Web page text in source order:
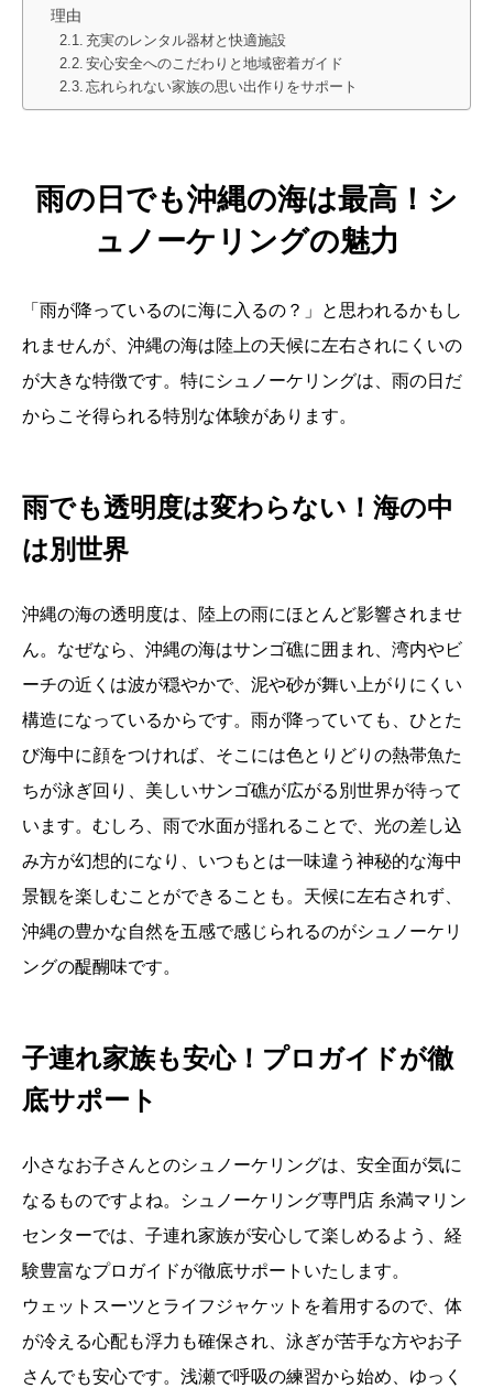
理由
充実のレンタル器材と快適施設
安心安全へのこだわりと地域密着ガイド
忘れられない家族の思い出作りをサポート
雨の日でも沖縄の海は最高！シ
ュノーケリングの魅力
「雨が降っているのに海に入るの？」と思われるかもし
れませんが、沖縄の海は陸上の天候に左右されにくいの
が大きな特徴です。特にシュノーケリングは、雨の日だ
からこそ得られる特別な体験があります。
雨でも透明度は変わらない！海の中
は別世界
沖縄の海の透明度は、陸上の雨にほとんど影響されませ
ん。なぜなら、沖縄の海はサンゴ礁に囲まれ、湾内やビ
ーチの近くは波が穏やかで、泥や砂が舞い上がりにくい
構造になっているからです。雨が降っていても、ひとた
び海中に顔をつければ、そこには色とりどりの熱帯魚た
ちが泳ぎ回り、美しいサンゴ礁が広がる別世界が待って
います。むしろ、雨で水面が揺れることで、光の差し込
み方が幻想的になり、いつもとは一味違う神秘的な海中
景観を楽しむことができることも。天候に左右されず、
沖縄の豊かな自然を五感で感じられるのがシュノーケリ
ングの醍醐味です。
子連れ家族も安心！プロガイドが徹
底サポート
小さなお子さんとのシュノーケリングは、安全面が気に
なるものですよね。シュノーケリング専門店 糸満マリン
センターでは、子連れ家族が安心して楽しめるよう、経
験豊富なプロガイドが徹底サポートいたします。
ウェットスーツとライフジャケットを着用するので、体
が冷える心配も浮力も確保され、泳ぎが苦手な方やお子
さんでも安心です。浅瀬で呼吸の練習から始め、ゆっく